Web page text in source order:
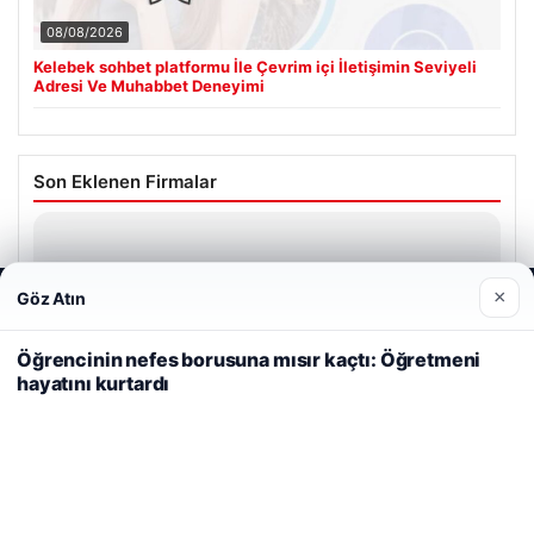
08/08/2026
Kelebek sohbet platformu İle Çevrim içi İletişimin Seviyeli
Adresi Ve Muhabbet Deneyimi
Son Eklenen Firmalar
Web sitemizi nasıl kullandığınızı daha iyi anlayabilmek,
deneyiminizi kişiselleştirmek ve geliştirmek amacıyla çerezler
kullanıyoruz.
Çerez Politikamız
Reddet Kabul Et
Göz Atın ×
Öğrencinin nefes borusuna mısır kaçtı: Öğretmeni
hayatını kurtardı